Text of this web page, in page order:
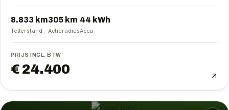
8.833 km
Tellerstand
305 km
Actieradius
44 kWh
Accu
PRIJS INCL. BTW
€ 24.400